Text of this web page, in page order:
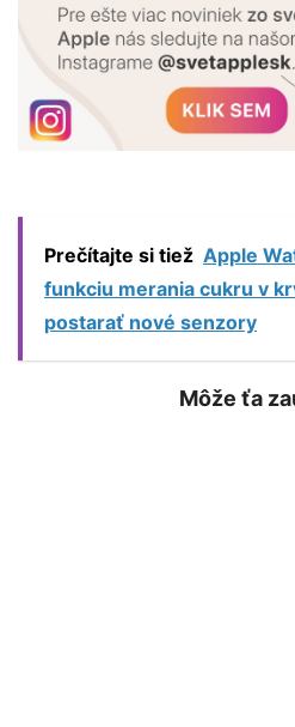
Prečítajte si tiež Apple
funkciu merania cukru v
postarať nové senzory
Môže ťa